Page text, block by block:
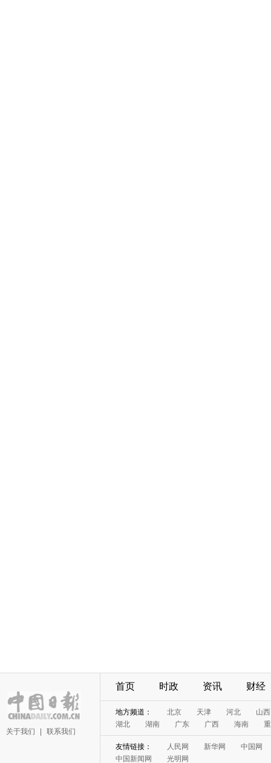
关于我们 联系我们
首页 时政 资讯 财经
地方频道： 北京 天津 河北
山西
湖北
湖南 广东 广西 海南
友情链接： 人民网 新华网
中国网
中国新闻网
光明网